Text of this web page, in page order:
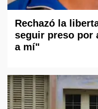
Rechazó la
seguir preso por
a mí"